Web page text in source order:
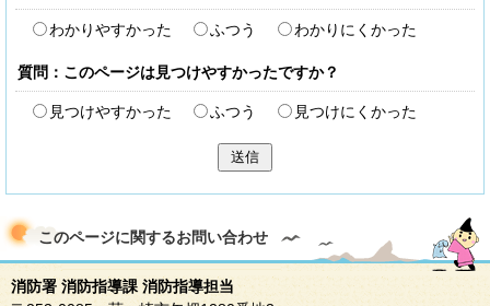
わかりやすかった ふつう わかりにくかった
質問：このページは見つけやすかったですか？
見つけやすかった ふつう 見つけにくかった
送信
このページに関するお問い合わせ
消防署 消防指導課 消防指導担当